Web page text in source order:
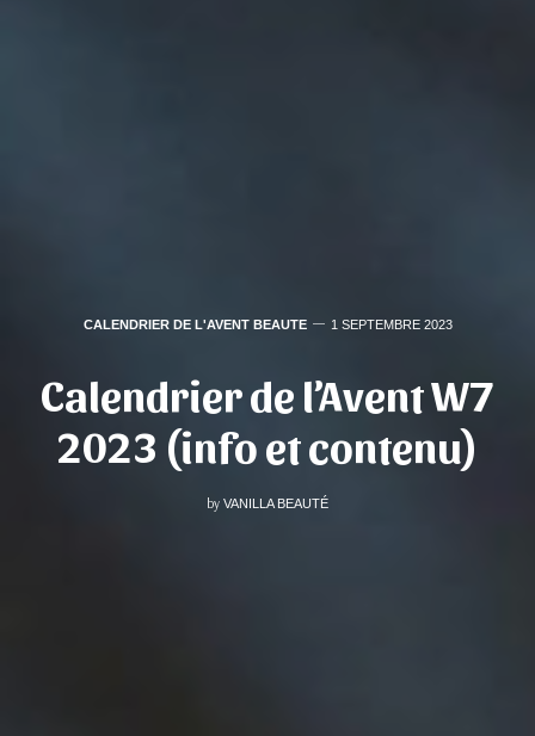
CALENDRIER DE L'AVENT BEAUTE 1 SEPTEMBRE 2023
Calendrier de l’Avent W7
2023 (info et contenu)
by VANILLA BEAUTÉ